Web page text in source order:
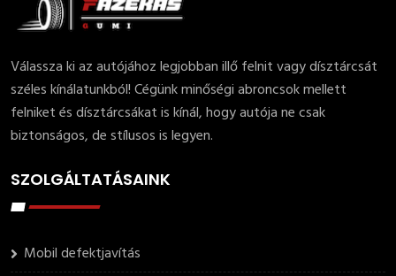
Válassza ki az autójához legjobban illő felnit vagy dísztárcsát
széles kínálatunkból! Cégünk minőségi abroncsok mellett
felniket és dísztárcsákat is kínál, hogy autója ne csak
biztonságos, de stílusos is legyen.
SZOLGÁLTATÁSAINK
Mobil defektjavítás